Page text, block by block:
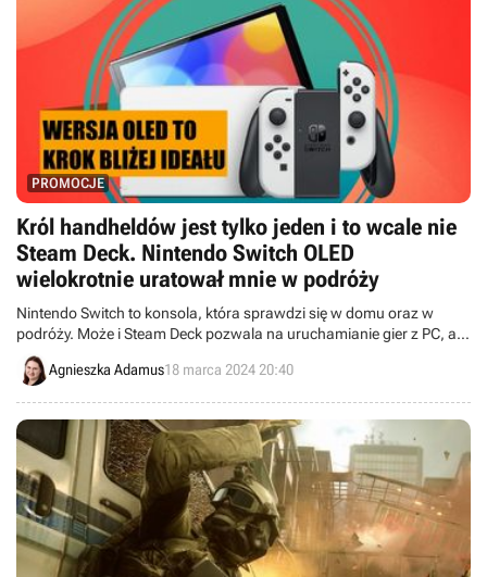
PROMOCJE
Król handheldów jest tylko jeden i to wcale nie
Steam Deck. Nintendo Switch OLED
wielokrotnie uratował mnie w podróży
Nintendo Switch to konsola, która sprawdzi się w domu oraz w
podróży. Może i Steam Deck pozwala na uruchamianie gier z PC, ale
król handheldów i tak jest jeden.
Agnieszka Adamus18 marca 2024 20:40